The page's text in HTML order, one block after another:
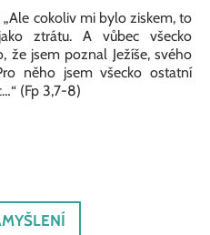
cokoliv mi bylo ziskem, to
ztrátu. A vůbec všecko
že jsem poznal Ježíše, svého
něho jsem všecko ostatní
(Fp 3,7-8)